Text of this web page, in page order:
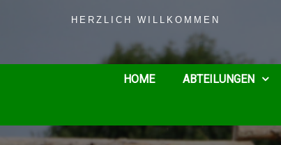
HERZLICH WILLKOMMEN
HOME ABTEILUNGEN